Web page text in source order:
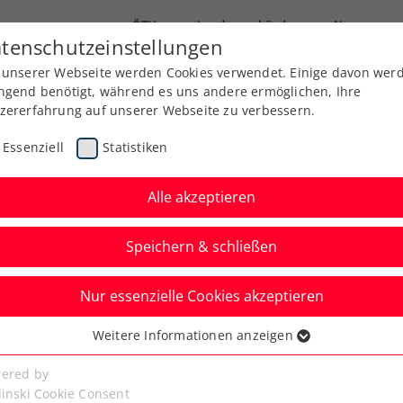
ÖTV Landesverbände News
Ausbildung Services Über uns
Aktuelle News
Webseite werden Cookies verwendet. Einige davon
benötigt, während es uns andere ermöglichen, Ihre
auf unserer Webseite zu verbessern.
Essenziell Statistiken
Alle akzeptieren
Speichern & schließen
Nur essenzielle Cookies akzeptieren
Cookies werden für grundlegende Funktionen der
benötigt. Dadurch ist gewährleistet, dass die Webseite
Weitere Informationen anzeigen
by
Cookie Consent